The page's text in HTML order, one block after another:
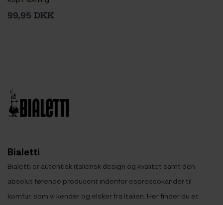
99,95 DKK
Bialetti
Bialetti er autentisk italiensk design og kvalitet samt den
absolut førende producent indenfor espressokander til
komfur, som vi kender og elsker fra Italien. Her finder du et